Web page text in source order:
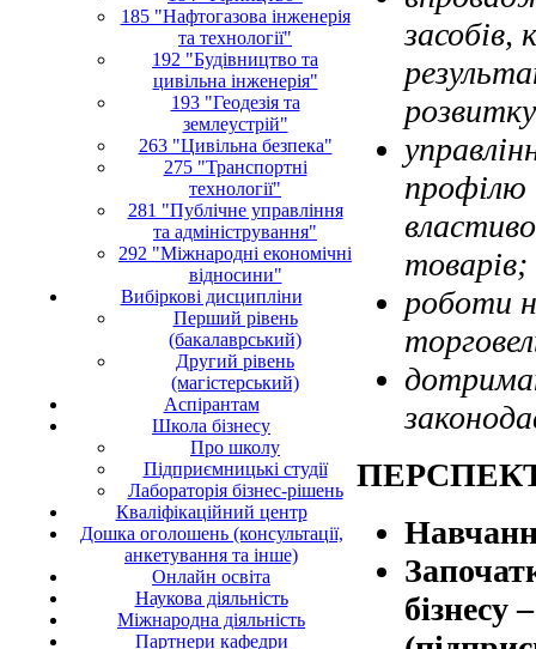
185 "Нафтогазова інженерія
та технології"
192 "Будівництво та
цивільна інженерія"
193 "Геодезія та
землеустрій"
263 "Цивільна безпека"
275 "Транспортні
технології"
281 "Публічне управління
та адміністрування"
292 "Міжнародні економічні
відносини"
Вибіркові дисципліни
Перший рівень
(бакалаврський)
Другий рівень
(магістерський)
Аспірантам
Школа бізнесу
Про школу
Підприємницькі студії
Лабораторія бізнес-рішень
Кваліфікаційний центр
Дошка оголошень (консультації,
анкетування та інше)
Онлайн освіта
Наукова діяльність
Міжнародна діяльність
Партнери кафедри
засобів,
профілю
товарів;
роботи
бізнесу